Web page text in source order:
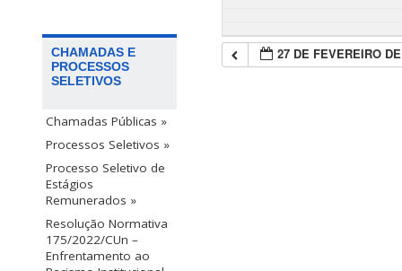
CHAMADAS E
PROCESSOS
SELETIVOS
Chamadas Públicas »
Processos Seletivos »
Processo Seletivo de
Estágios
Remunerados »
Resolução Normativa
175/2022/CUn –
Enfrentamento ao
27 DE FEVEREIRO